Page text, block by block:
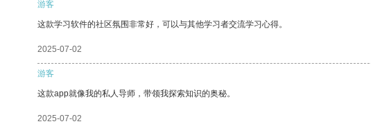
游客
这款学习软件的社区氛围非常好，可以与其他学习者交流学习心得。
2025-07-02
游客
这款app就像我的私人导师，带领我探索知识的奥秘。
2025-07-02